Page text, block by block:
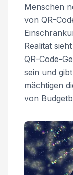
Menschen
von QR-
Realität
QR-Code-
sein und
mächtigen
von